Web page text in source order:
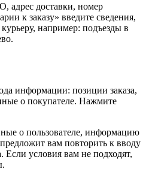
адрес доставки, номер
к заказу» введите сведения,
например: подъезды в
информации: позиции заказа,
о покупателе. Нажмите
о пользователе, информацию
вам повторить к вводу
Если условия вам не подходят,